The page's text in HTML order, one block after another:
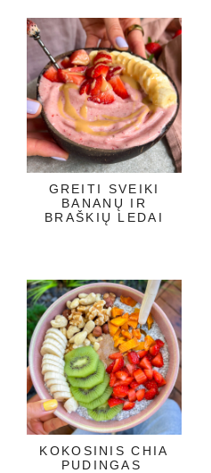
GREITI SVEIKI
BANANŲ IR
BRAŠKIŲ LEDAI
KOKOSINIS CHIA
PUDINGAS